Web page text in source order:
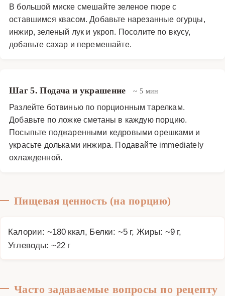
В большой миске смешайте зеленое пюре с
оставшимся квасом. Добавьте нарезанные огурцы,
инжир, зеленый лук и укроп. Посолите по вкусу,
добавьте сахар и перемешайте.
Шаг 5. Подача и украшение ~ 5 мин
Разлейте ботвинью по порционным тарелкам.
Добавьте по ложке сметаны в каждую порцию.
Посыпьте поджаренными кедровыми орешками и
украсьте дольками инжира. Подавайте immediately
охлажденной.
Пищевая ценность (на порцию)
Калории: ~180 ккал, Белки: ~5 г, Жиры: ~9 г,
Углеводы: ~22 г
Часто задаваемые вопросы по рецепту